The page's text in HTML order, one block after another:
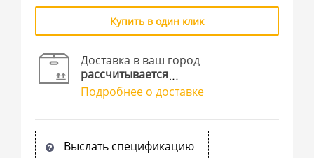
Купить в один клик
Доставка в ваш город
рассчитывается
Подробнее о доставке
Выслать спецификацию